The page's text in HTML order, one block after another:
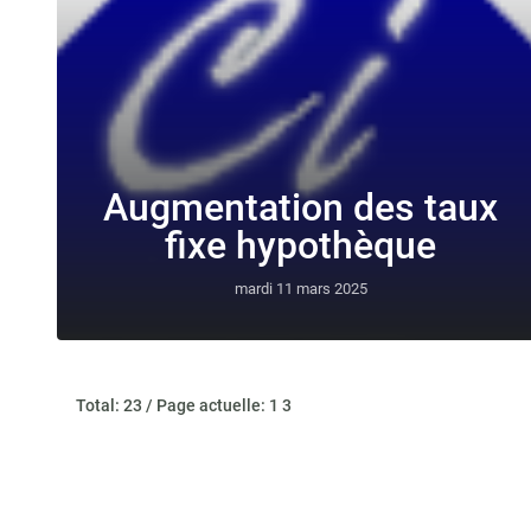
Augmentation des taux
fixe hypothèque
mardi 11 mars 2025
Total: 23 / Page actuelle: 1 3